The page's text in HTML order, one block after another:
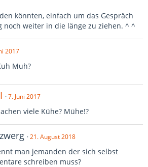
könnten, einfach um das Gespräch
noch weiter in die länge zu ziehen. ^ ^
2017
Muh?
7. Juni 2017
viele Kühe? Mühe!?
21. August 2018
man jemanden der sich selbst
schreiben muss?